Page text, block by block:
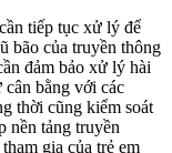
tiếp tục xử lý để
bão của truyền thông
đảm bảo xử lý hài
cân bằng với các
thời cũng kiểm soát
nền tảng truyền
gia của trẻ em